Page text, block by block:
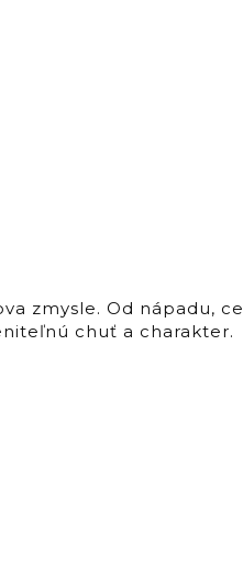
zmysle. Od nápadu,
chuť a charakter.